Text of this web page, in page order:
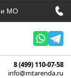
и МО
8 (499) 110-07-58
info@mtarenda.ru